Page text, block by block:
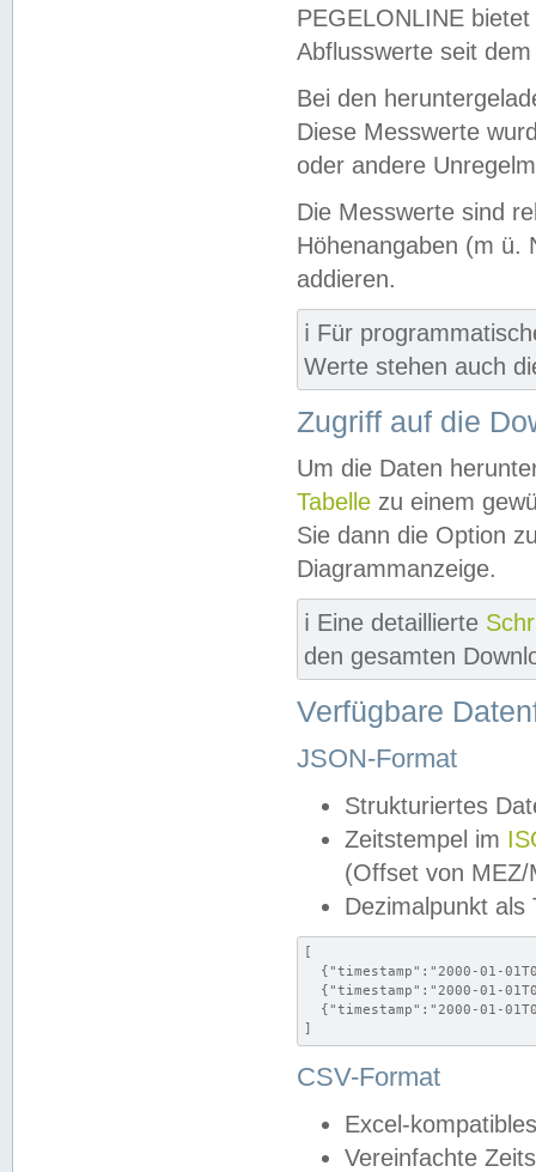
PEGELONLINE
Abflusswerte seit
Bei den
Diese Messwerte
oder andere
Die Messwerte sind
Höhenangaben (m ü.
addieren.
ℹ️ Für
Werte stehen auch
Zugriff auf die
Um die Daten
Tabelle zu einem
Sie dann die Option
Diagrammanzeige.
ℹ️ Eine detaillierte
den gesamten
Verfügbare
JSON-Format
Strukturiertes
Zeitstempel im
(Offset von MEZ/
Dezimalpunkt als
[
{"timestamp":"2000-01-
{"timestamp":"2000-01-
{"timestamp":"2000-01-
]
CSV-Format
Excel-
Vereinfachte